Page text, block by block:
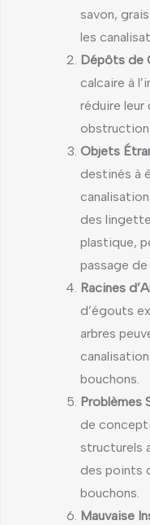
savon,
les
Dépôts de
calcaire à
réduire
Objets
destinés à
des
plastique,
passage de
Racines
d’égouts
arbres
bouchons.
Problèmes
de
structurels
des points
bouchons.
Mauvaise